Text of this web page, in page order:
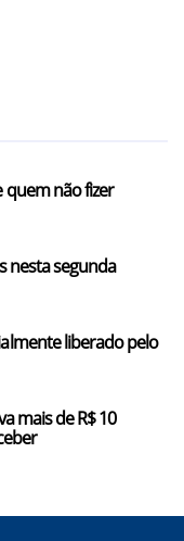
quem não fizer
nesta segunda
liberado pelo
mais de R$ 10